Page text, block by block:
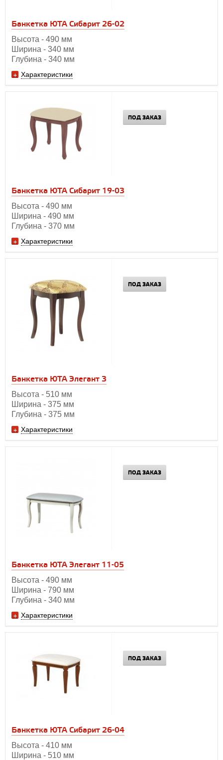
Банкетка ЮТА Сибарит 26-02
Высота - 490 мм
Ширина - 340 мм
Глубина - 340 мм
Характеристики
Банкетка ЮТА Сибарит 19-03
Высота - 490 мм
Ширина - 490 мм
Глубина - 370 мм
Характеристики
ПОД ЗАКАЗ
Банкетка ЮТА Элегант 3
Высота - 510 мм
Ширина - 375 мм
Глубина - 375 мм
Характеристики
ПОД ЗАКАЗ
Банкетка ЮТА Элегант 11-05
Высота - 490 мм
Ширина - 790 мм
Глубина - 340 мм
Характеристики
ПОД ЗАКАЗ
Банкетка ЮТА Сибарит 26-04
Высота - 410 мм
Ширина - 510 мм
ПОД ЗАКАЗ